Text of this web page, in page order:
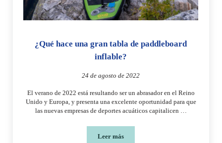
¿Qué hace una gran tabla de paddleboard
inflable?
24 de agosto de 2022
El verano de 2022 está resultando ser un abrasador en el Reino
Unido y Europa, y presenta una excelente oportunidad para que
las nuevas empresas de deportes acuáticos capitalicen …
Leer más¿Qué hace una gran tabla de